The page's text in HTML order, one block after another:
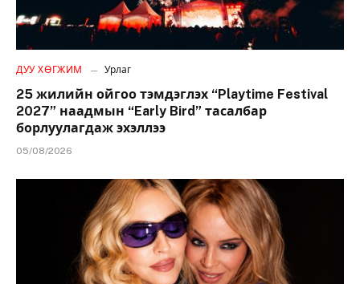
ДУУ ХӨГЖИМ Урлаг
25 жилийн ойгоо тэмдэглэх “Playtime Festival
2027” наадмын “Early Bird” тасалбар
борлуулагдаж эхэллээ
05/08/2026